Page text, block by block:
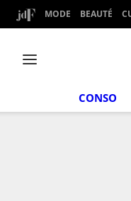
MODE BEAUTÉ
CONSO